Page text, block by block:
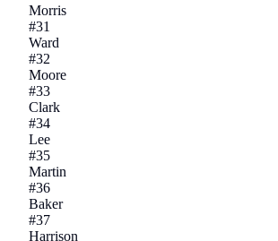
Morris
#31
Ward
#32
Moore
#33
Clark
#34
Lee
#35
Martin
#36
Baker
#37
Harrison